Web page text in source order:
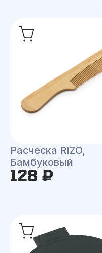
Расческа RIZO,
Бамбуковый
128 ₽